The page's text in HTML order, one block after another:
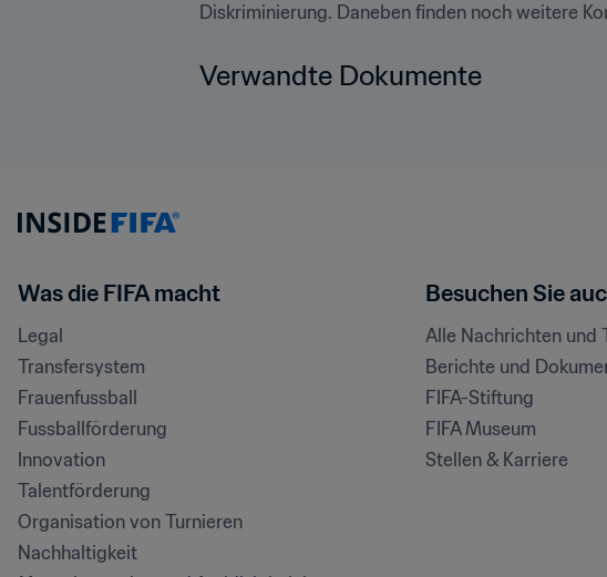
Diskriminierung. Daneben finden noch weitere
Verwandte Dokumente
Was die FIFA macht
Legal
Transfersystem
Frauenfussball
Fussballförderung
Innovation
Talentförderung
Organisation von Turnieren
Nachhaltigkeit
Besuchen Sie
Alle Nachrichten und
Berichte und
FIFA-Stiftung
FIFA Museum
Stellen & Karriere